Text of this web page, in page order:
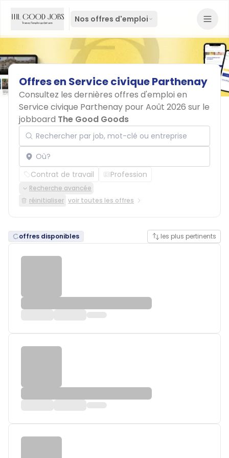
Nos offres d'emploi
Offresen ServiceciviqueParthenay
Consultez les dernières offres d'emploi en
Service civique Parthenay pour Août 2026 sur le
jobboard The Good Goods
Rechercher par job, mot-clé ou entreprise
Localisation
Contrat de travail Profession
Recherche avancée
réinitialiser voir toutes les offres
offres disponibles les plus pertinents